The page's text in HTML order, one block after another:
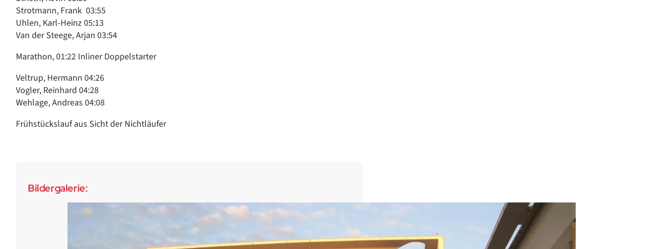
Strotmann, Frank 03:55
Uhlen, Karl-Heinz 05:13
Van der Steege, Arjan 03:54
Marathon, 01:22 Inliner Doppelstarter
Veltrup, Hermann 04:26
Vogler, Reinhard 04:28
Wehlage, Andreas 04:08
Frühstückslauf aus Sicht der Nichtläufer
Bildergalerie: